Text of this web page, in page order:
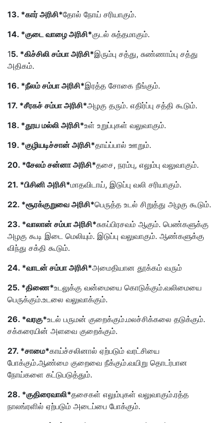
13. *கார் அரிசி*தோல் நோய் சரியாகும்.
14. *குடை வாழை அரிசி*குடல் சுத்தமாகும்.
15. *கிச்சிலி சம்பா அரிசி*இரும்பு சத்து, சுண்ணாம்பு சத்து
அதிகம்.
16. *நீலம் சம்பா அரிசி*இரத்த சோகை நீங்கும்.
17. *சீரகச் சம்பா அரிசி*அழகு தரும். எதிர்ப்பு சத்தி கூடும்.
18. *தூய மல்லி அரிசி*உள் உறுப்புகள் வலுவாகும்.
19. *குழியடிச்சான் அரிசி*தாய்ப்பால் ஊறும்.
20. *சேலம் சன்னா அரிசி*தசை, நரம்பு, எலும்பு வலுவாகும்.
21. *பிசினி அரிசி*மாதவிடாய், இடுப்பு வலி சரியாகும்.
22. *சூரக்குறுவை அரிசி*பெருத்த உடல் சிறுத்து அழகு கூடும்.
23. *வாலான் சம்பா அரிசி*சுகப்பிரசவம் ஆகும். பெண்களுக்கு
அழகு கூடி இடை மெலியும். இடுப்பு வலுவாகும். ஆண்களுக்கு
விந்து சக்தி கூடும்.
24. *வாடன் சம்பா அரிசி*அமைதியான தூக்கம் வரும்
25. *திணை*உடலுக்கு வன்மையை கொடுக்கும்.வலிமையை
பெருக்கும்.உடலை வலுவாக்கும்.
26. *வரகு*உடல் பருமன் குறைக்கும்.மலச்சிக்கலை தடுக்கும்.
சக்கரையின் அளவை குறைக்கும்.
27. *சாமை*காய்ச்சலினால் ஏற்படும் வரட்சியை
போக்கும்.ஆண்மை குறைவை நீக்கும்.வயிறு தொடர்பான
நோய்களை கட்டுபடுத்தும்.
28. *குதிரைவாலி*தசைகள் எலும்புகள் வலுவாகும்.ரத்த
நாலங்ரளில் ஏற்படும் அடைப்பை போக்கும்.